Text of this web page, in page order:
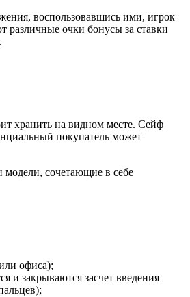
воспользовавшись ими, игрок
различные очки бонусы за ставки
хранить на видном месте. Сейф
покупатель может
сочетающие в себе
офиса);
закрываются засчет введения